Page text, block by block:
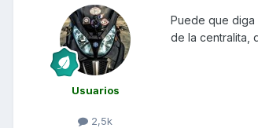
Usuarios
2,5k
Puede que
de la centralita,